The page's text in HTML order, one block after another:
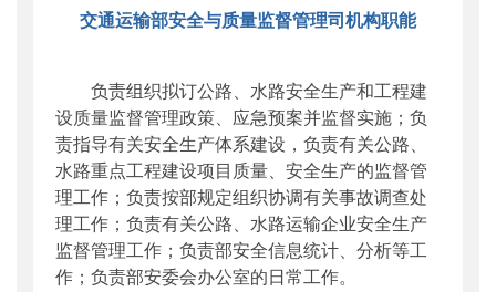
交通运输部安全与质量监督管理司机构职能
负责组织拟订公路、水路安全生产和工程建
设质量监督管理政策、应急预案并监督实施；负
责指导有关安全生产体系建设，负责有关公路、
水路重点工程建设项目质量、安全生产的监督管
理工作；负责按部规定组织协调有关事故调查处
理工作；负责有关公路、水路运输企业安全生产
监督管理工作；负责部安全信息统计、分析等工
作；负责部安委会办公室的日常工作。